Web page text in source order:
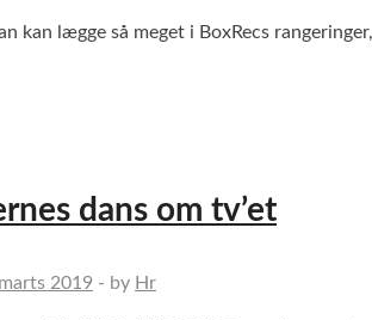
kan lægge så meget i BoxRecs
dans om tv’et
2019 - by Hr